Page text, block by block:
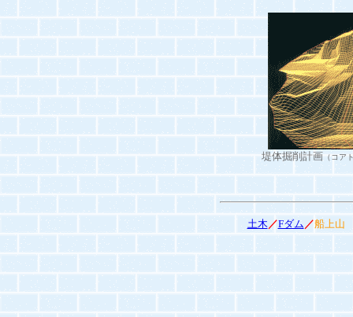
堤体掘削計画 （コア
土木 ／Fダム ／船上山